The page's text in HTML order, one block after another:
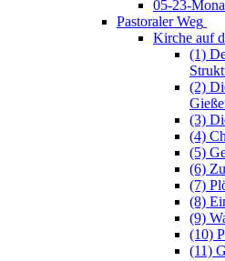
05-23-
Pastoraler Weg
Kirche auf
(1)
(2)
(3)
(4)
(5)
(6)
(7)
(8)
(9)
(10)
(11)